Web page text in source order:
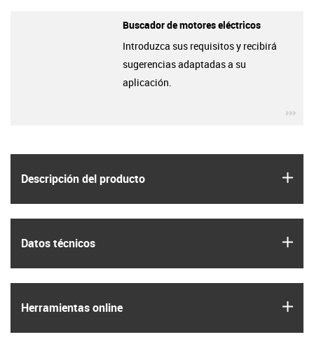
Descripción del producto
Datos técnicos
Herramientas online
Buscador de motores eléctricos
Introduzca sus requisitos y recibirá
sugerencias adaptadas a su
aplicación.